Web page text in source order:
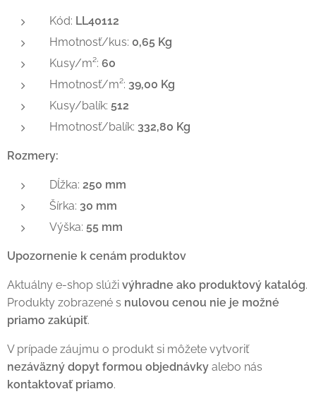
Kód: LL40112
Hmotnosť/kus: 0,65 Kg
Kusy/m²: 60
Hmotnosť/m²: 39,00 Kg
Kusy/balík: 512
Hmotnosť/balík: 332,80 Kg
Rozmery:
Dĺžka: 250 mm
Šírka: 30 mm
Výška: 55 mm
Upozornenie k cenám produktov
Aktuálny e-shop slúži výhradne ako produktový katalóg.
Produkty zobrazené s nulovou cenou nie je možné
priamo zakúpiť.
V prípade záujmu o produkt si môžete vytvoriť
nezáväzný dopyt formou objednávky alebo nás
kontaktovať priamo.